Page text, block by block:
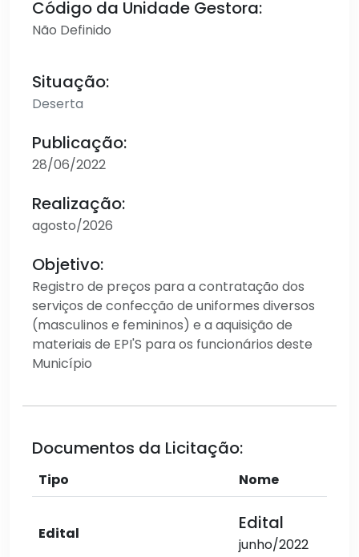
Código da Unidade Gestora:
Não Definido
Situação:
Deserta
Publicação:
28/06/2022
Realização:
agosto/2026
Objetivo:
Registro de preços para a contratação dos
serviços de confecção de uniformes diversos
(masculinos e femininos) e a aquisição de
materiais de EPI'S para os funcionários deste
Município
Documentos da Licitação:
Tipo Nome
Edital Edital
junho/2022